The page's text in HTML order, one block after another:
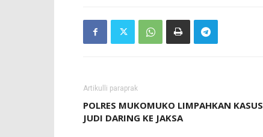
Artikulli paraprak
POLRES MUKOMUKO LIMPAHKAN KASUS
JUDI DARING KE JAKSA